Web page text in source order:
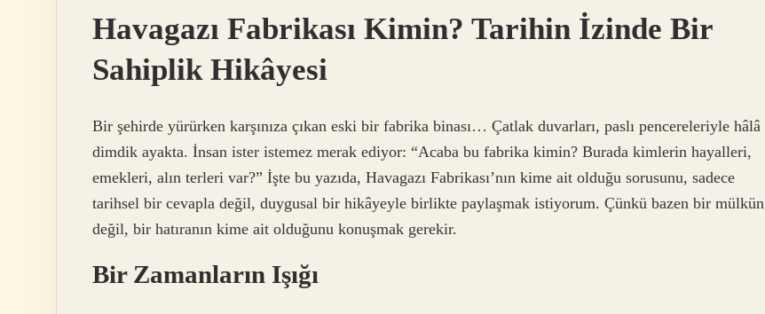
Havagazı Fabrikası Kimin? Tarihin İzinde Bir
Sahiplik Hikâyesi
Bir şehirde yürürken karşınıza çıkan eski bir fabrika binası… Çatlak duvarları, paslı pencereleriyle hâlâ
dimdik ayakta. İnsan ister istemez merak ediyor: “Acaba bu fabrika kimin? Burada kimlerin hayalleri,
emekleri, alın terleri var?” İşte bu yazıda, Havagazı Fabrikası’nın kime ait olduğu sorusunu, sadece
tarihsel bir cevapla değil, duygusal bir hikâyeyle birlikte paylaşmak istiyorum. Çünkü bazen bir mülkün
değil, bir hatıranın kime ait olduğunu konuşmak gerekir.
Bir Zamanların Işığı